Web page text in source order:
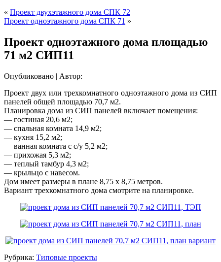
« Проект двухэтажного дома СПК 72
Проект одноэтажного дома СПК 71 »
Проект одноэтажного дома площадью
71 м2 СИП11
Опубликовано | Автор:
Проект двух или трехкомнатного одноэтажного дома из СИП
панелей общей площадью 70,7 м2.
Планировка дома из СИП панелей включает помещения:
— гостиная 20,6 м2;
— спальная комната 14,9 м2;
— кухня 15,2 м2;
— ванная комната с с/у 5,2 м2;
— прихожая 5,3 м2;
— теплый тамбур 4,3 м2;
— крыльцо с навесом.
Дом имеет размеры в плане 8,75 х 8,75 метров.
Вариант трехкомнатного дома смотрите на планировке.
Рубрика: Типовые проекты